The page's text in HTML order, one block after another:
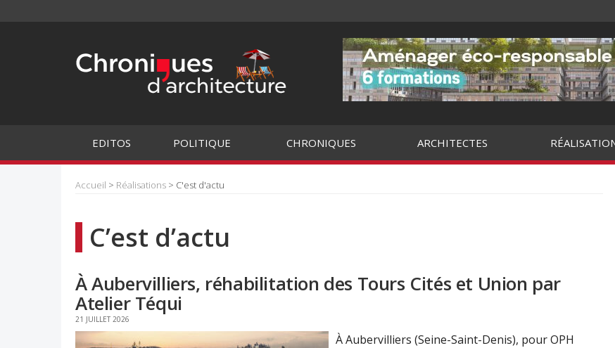
EDITOS POLITIQUE CHRONIQUES ARCHITECTES
Accueil > Réalisations > C'est d'actu
C’est d’actu
À Aubervilliers, réhabilitation des Tours Cités et Union par
Atelier Téqui
21 JUILLET 2026
À Aubervilliers (Seine-Saint-Denis), pour OPH